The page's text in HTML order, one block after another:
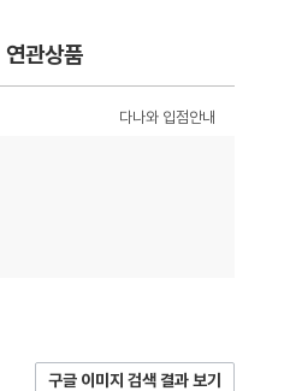
연관상품
다나와 입점안내
구글 이미지 검색 결과 보기